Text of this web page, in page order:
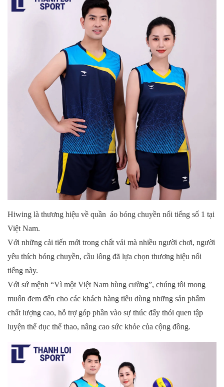
Hiwing là thương hiệu về quần áo bóng chuyền nổi tiếng số 1 tại
Việt Nam.
Với những cải tiến mới trong chất vải mà nhiều người chơi, người
yêu thích bóng chuyền, cầu lông đã lựa chọn thương hiệu nổi
tiếng này.
Với sứ mệnh “Vì một Việt Nam hùng cường”, chúng tôi mong
muốn đem đến cho các khách hàng tiêu dùng những sản phẩm
chất lượng cao, hỗ trợ góp phần vào sự thúc đẩy thói quen tập
luyện thể dục thể thao, nâng cao sức khỏe của cộng đồng.